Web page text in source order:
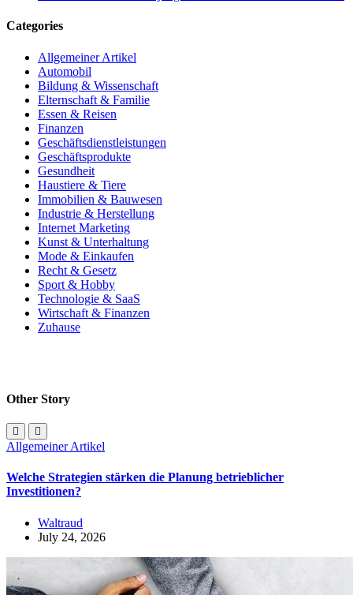
Categories
Allgemeiner Artikel
Automobil
Bildung & Wissenschaft
Elternschaft & Familie
Essen & Reisen
Finanzen
Geschäftsdienstleistungen
Geschäftsprodukte
Gesundheit
Haustiere & Tiere
Immobilien & Bauwesen
Industrie & Herstellung
Internet Marketing
Kunst & Unterhaltung
Mode & Einkaufen
Recht & Gesetz
Sport & Hobby
Technologie & SaaS
Wirtschaft & Finanzen
Zuhause
Other Story
Allgemeiner Artikel
Welche Strategien stärken die Planung betrieblicher
Investitionen?
Waltraud
July 24, 2026